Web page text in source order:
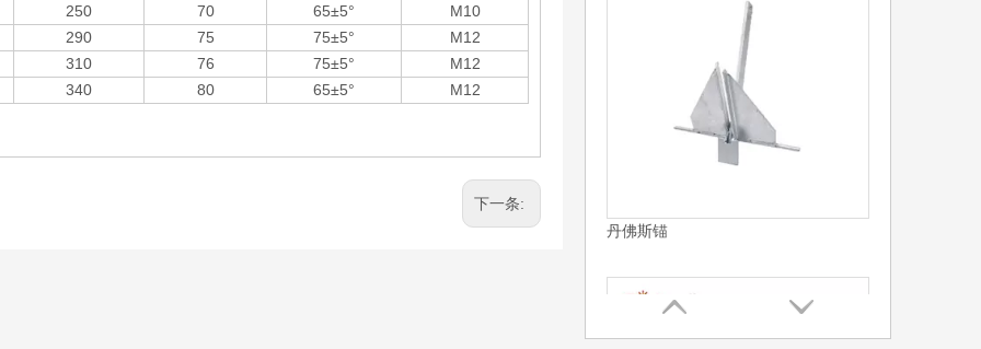
250
70 65±5°
M10
290
75 75±5°
M12
310
76 75±5°
M12
340
80 65±5° M12
下一条: